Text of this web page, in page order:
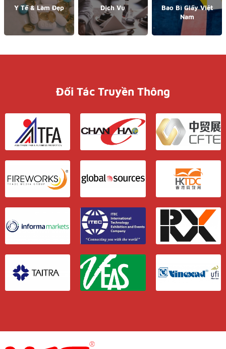
Y Tế & Làm Đẹp Dịch Vụ
Bao Bì Giấy Việt
Nam
Đối Tác Truyền Thông